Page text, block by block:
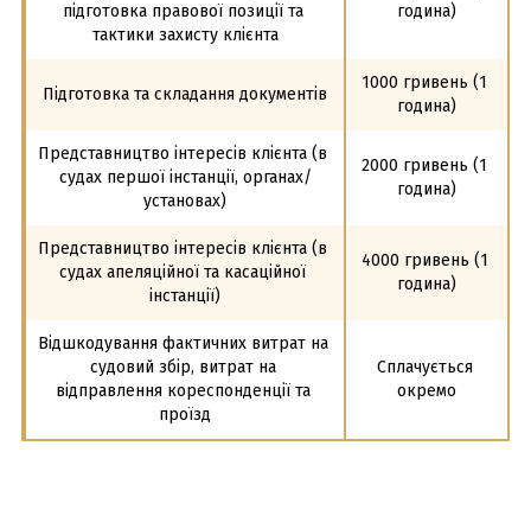
підготовка правової позиції та
тактики захисту клієнта
година)
Підготовка та складання документів
1000 гривень (1
година)
Представництво інтересів клієнта (в
судах першої інстанції, органах/
установах)
2000 гривень (1
година)
Представництво інтересів клієнта (в
судах апеляційної та касаційної
інстанції)
4000 гривень (1
година)
Відшкодування фактичних витрат на
судовий збір, витрат на
відправлення кореспонденції та
проїзд
Сплачується
окремо